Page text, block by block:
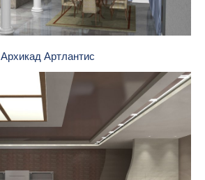
Архикад Артлантис